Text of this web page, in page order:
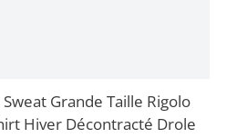
Grande Taille Rigolo
Hiver Décontracté Drole